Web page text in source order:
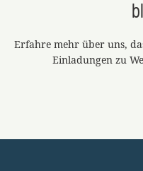
Erfahre mehr über uns,
Einladungen zu